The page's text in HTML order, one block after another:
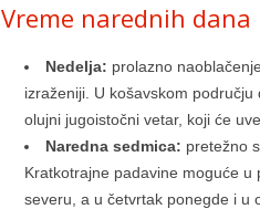
Vreme narednih dana
Nedelja: prolazno
izraženiji. U košavskom
olujni jugoistočni vetar, koji će
Naredna sedmica: pretežno
Kratkotrajne padavine moguće
severu, a u četvrtak ponegde i u